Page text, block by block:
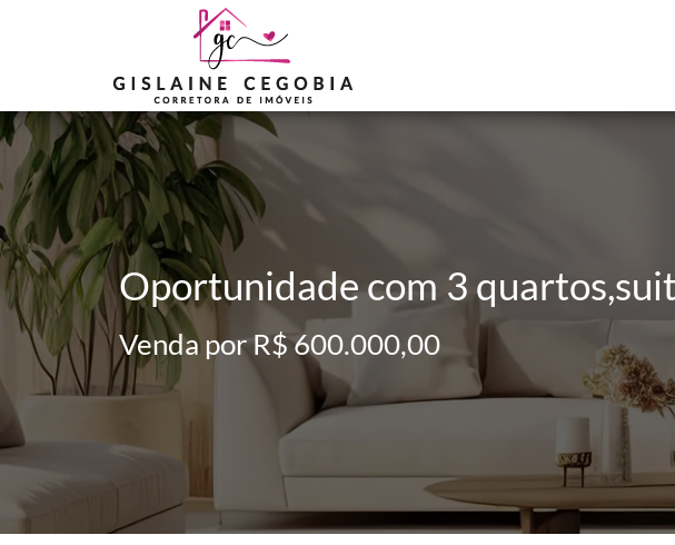
Oportunidade com 3
Venda por R$ 600.000,00